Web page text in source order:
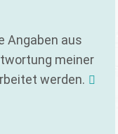
Angaben aus
meiner
werden.